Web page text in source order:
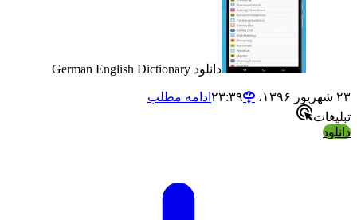
دانلود German English Dictionary
ادامه مطلب